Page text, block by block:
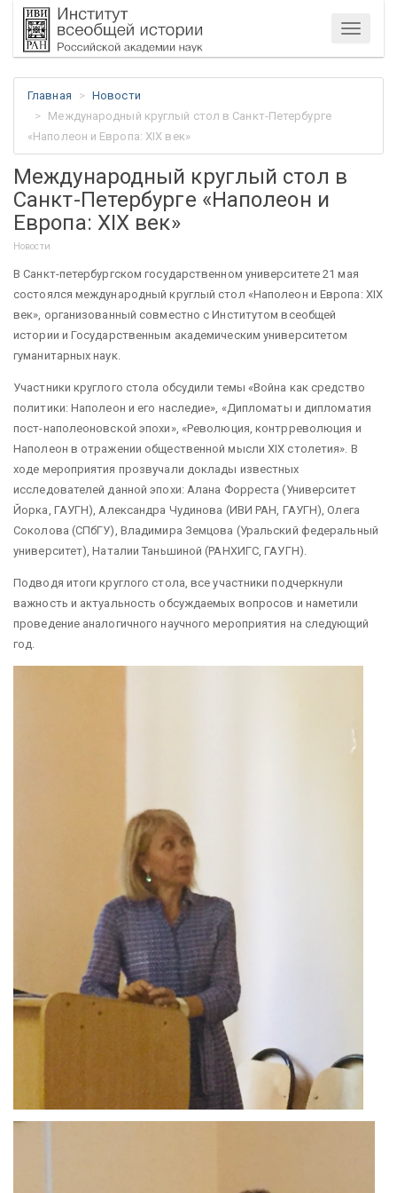
Меню
Главная
Новости
Международный круглый стол в Санкт-Петербурге
«Наполеон и Европа: XIX век»
Международный круглый стол в
Санкт-Петербурге «Наполеон и
Европа: XIX век»
Новости
В Санкт-петербургском государственном университете 21 мая
состоялся международный круглый стол «Наполеон и Европа: XIX
век», организованный совместно с Институтом всеобщей
истории и Государственным академическим университетом
гуманитарных наук.
Участники круглого стола обсудили темы «Война как средство
политики: Наполеон и его наследие», «Дипломаты и дипломатия
пост-наполеоновской эпохи», «Революция, контрреволюция и
Наполеон в отражении общественной мысли XIX столетия». В
ходе мероприятия прозвучали доклады известных
исследователей данной эпохи: Алана Форреста (Университет
Йорка, ГАУГН), Александра Чудинова (ИВИ РАН, ГАУГН), Олега
Соколова (СПбГУ), Владимира Земцова (Уральский федеральный
университет), Наталии Таньшиной (РАНХИГС, ГАУГН).
Подводя итоги круглого стола, все участники подчеркнули
важность и актуальность обсуждаемых вопросов и наметили
проведение аналогичного научного мероприятия на следующий
год.